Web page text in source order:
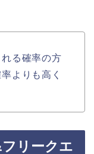
る確率の方
よりも高く
リークエ